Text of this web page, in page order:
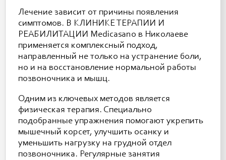
Лечение зависит от причины появления
симптомов. В КЛИНИКЕ ТЕРАПИИ И
РЕАБИЛИТАЦИИ Medicasano в Николаеве
применяется комплексный подход,
направленный не только на устранение боли,
но и на восстановление нормальной работы
позвоночника и мышц.
Одним из ключевых методов является
физическая терапия. Специально
подобранные упражнения помогают укрепить
мышечный корсет, улучшить осанку и
уменьшить нагрузку на грудной отдел
позвоночника. Регулярные занятия